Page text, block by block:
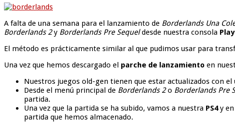
A falta de una semana para el lanzamiento de Borderlands Una
Borderlands 2y Borderlands Pre Sequeldesde nuestra consola
El método es prácticamente similar al que pudimos usar para
Una vez que hemos descargado el parche de lanzamiento en
Nuestros juegos old-gen tienen que estar actualizados con el
Desde el menú principal de Borderlands 2o Borderlands Pre
partida.
Una vez que la partida se ha subido, vamos a nuestra PS4y en
partida que hemos almacenado.